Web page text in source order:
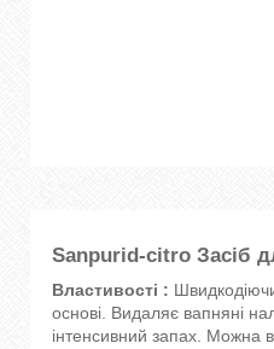
Sanpurid-citro Засіб
Властивості :
основі. Видаляє вапняні
інтенсивний запах. Можна